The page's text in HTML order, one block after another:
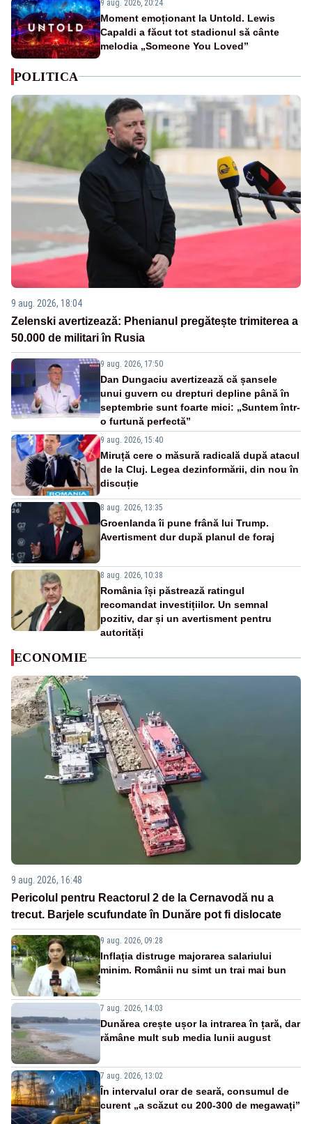
9 aug. 2026, 20:24
Moment emoționant la Untold. Lewis
Capaldi a făcut tot stadionul să cânte
melodia „Someone You Loved”
POLITICA
9 aug. 2026, 18:04
Zelenski avertizează: Phenianul pregătește trimiterea a
50.000 de militari în Rusia
9 aug. 2026, 17:50
Dan Dungaciu avertizează că șansele
unui guvern cu drepturi depline până în
septembrie sunt foarte mici: „Suntem într-
o furtună perfectă”
9 aug. 2026, 15:40
Miruță cere o măsură radicală după atacul
de la Cluj. Legea dezinformării, din nou în
discuție
8 aug. 2026, 13:35
Groenlanda îi pune frână lui Trump.
Avertisment dur după planul de foraj
8 aug. 2026, 10:38
România își păstrează ratingul
recomandat investițiilor. Un semnal
pozitiv, dar și un avertisment pentru
autorități
ECONOMIE
9 aug. 2026, 16:48
Pericolul pentru Reactorul 2 de la Cernavodă nu a
trecut. Barjele scufundate în Dunăre pot fi dislocate
9 aug. 2026, 09:28
Inflația distruge majorarea salariului
minim. Românii nu simt un trai mai bun
7 aug. 2026, 14:03
Dunărea crește ușor la intrarea în țară, dar
rămâne mult sub media lunii august
7 aug. 2026, 13:02
În intervalul orar de seară, consumul de
curent „a scăzut cu 200-300 de megawați”